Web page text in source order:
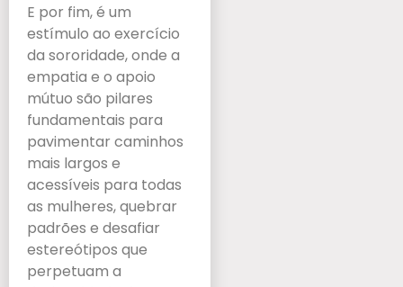
E por fim, é um
estímulo ao exercício
da sororidade, onde a
empatia e o apoio
mútuo são pilares
fundamentais para
pavimentar caminhos
mais largos e
acessíveis para todas
as mulheres, quebrar
padrões e desafiar
estereótipos que
perpetuam a